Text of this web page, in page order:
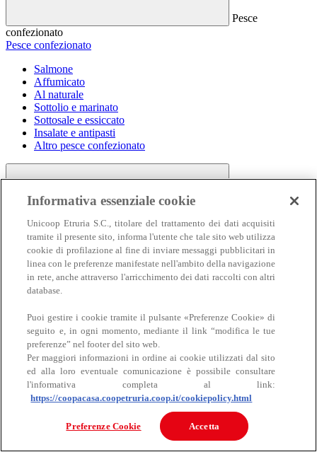
Pesce
confezionato
Pesce confezionato
Salmone
Affumicato
Al naturale
Sottolio e marinato
Sottosale e essiccato
Insalate e antipasti
Altro pesce confezionato
Carne
Carne
Bovino
Informativa essenziale cookie
Unicoop Etruria S.C., titolare del trattamento dei dati acquisiti
tramite il presente sito, informa l'utente che tale sito web utilizza
cookie di profilazione al fine di inviare messaggi pubblicitari in
linea con le preferenze manifestate nell'ambito della navigazione
in rete, anche attraverso l'arricchimento dei dati raccolti con altri
database.
Puoi gestire i cookie tramite il pulsante «Preferenze Cookie» di
seguito e, in ogni momento, mediante il link “modifica le tue
preferenze” nel footer del sito web.
Per maggiori informazioni in ordine ai cookie utilizzati dal sito
ed alla loro eventuale comunicazione è possibile consultare
l'informativa completa al link:
https://coopacasa.coopetruria.coop.it/cookiepolicy.html
Preferenze Cookie Accetta